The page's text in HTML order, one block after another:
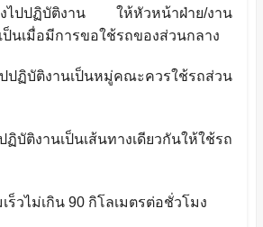
งไปปฏิบัติงาน ให้หัวหน้าฝ่าย/งาน
นเมื่อมีการขอใช้รถของส่วนกลาง
ปปฏิบัติงานเป็นหมู่คณะควรใช้รถส่วน
ฏิบัติงานเป็นเส้นทางเดียวกันให้ใช้รถ
ร็วไม่เกิน 90 กิโลเมตรต่อชั่วโมง